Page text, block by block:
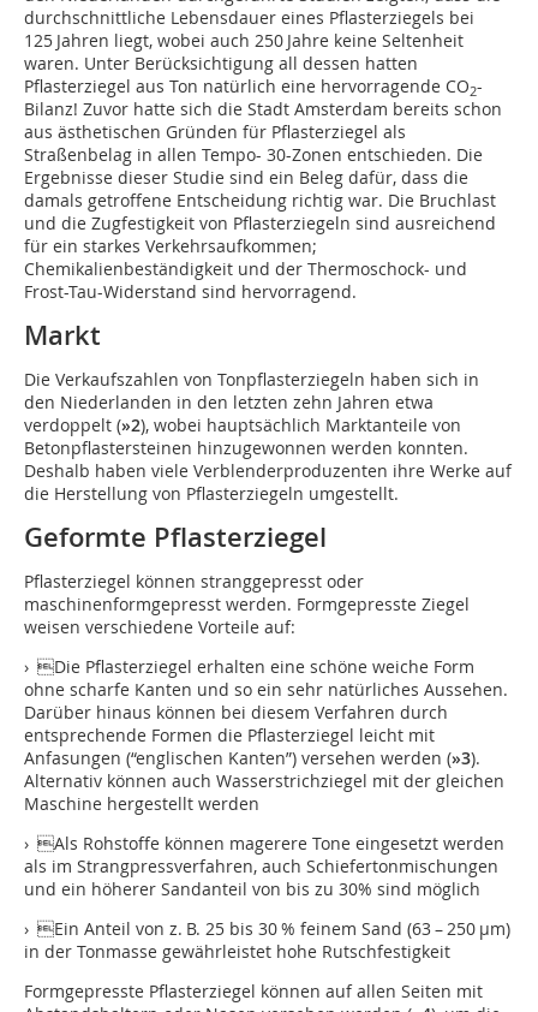
durchschnittliche Lebensdauer eines Pflasterziegels bei
125 Jahren liegt, wobei auch 250 Jahre keine Seltenheit
waren. Unter Berücksichtigung all dessen hatten
Pflasterziegel aus Ton natürlich eine hervorragende CO2-
Bilanz! Zuvor hatte sich die Stadt Amsterdam bereits schon
aus ästhetischen Gründen für Pflasterziegel als
Straßenbelag in allen Tempo- 30-Zonen entschieden. Die
Ergebnisse dieser Studie sind ein Beleg dafür, dass die
damals getroffene Entscheidung richtig war. Die Bruchlast
und die Zugfestigkeit von Pflasterziegeln sind ausreichend
für ein starkes Verkehrsaufkommen;
Chemikalienbeständigkeit und der Thermoschock- und
Frost-Tau-Widerstand sind hervorragend.
Markt
Die Verkaufszahlen von Tonpflasterziegeln haben sich in
den Niederlanden in den letzten zehn Jahren etwa
verdoppelt (»2), wobei hauptsächlich Marktanteile von
Betonpflastersteinen hinzugewonnen werden konnten.
Deshalb haben viele Verblenderproduzenten ihre Werke auf
die Herstellung von Pflasterziegeln umgestellt.
Geformte Pflasterziegel
Pflasterziegel können stranggepresst oder
maschinenformgepresst werden. Formgepresste Ziegel
weisen verschiedene Vorteile auf:
› Die Pflasterziegel erhalten eine schöne weiche Form
ohne scharfe Kanten und so ein sehr natürliches Aussehen.
Darüber hinaus können bei diesem Verfahren durch
entsprechende Formen die Pflasterziegel leicht mit
Anfasungen (“englischen Kanten”) versehen werden (»3).
Alternativ können auch Wasserstrichziegel mit der gleichen
Maschine hergestellt werden
› Als Rohstoffe können magerere Tone eingesetzt werden
als im Strangpressverfahren, auch Schiefertonmischungen
und ein höherer Sandanteil von bis zu 30% sind möglich
› Ein Anteil von z. B. 25 bis 30 % feinem Sand (63 – 250 µm)
in der Tonmasse gewährleistet hohe Rutschfestigkeit
Formgepresste Pflasterziegel können auf allen Seiten mit